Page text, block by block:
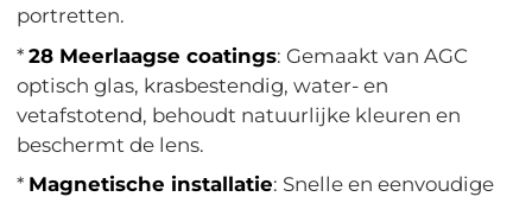
portretten.
*28 Meerlaagse coatings: Gemaakt van AGC
optisch glas, krasbestendig, water- en
vetafstotend, behoudt natuurlijke kleuren en
beschermt de lens.
* Magnetische installatie: Snelle en eenvoudige